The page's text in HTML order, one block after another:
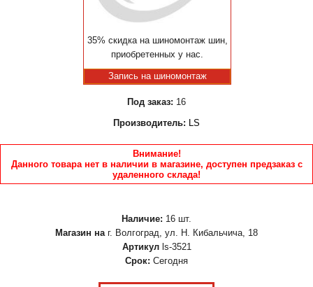
35% скидка на шиномонтаж шин,
приобретенных у нас.
Запись на шиномонтаж
Под заказ: 16
Производитель: LS
Внимание!
Данного товара нет в наличии в магазине, доступен предзаказ с
удаленного склада!
Наличие: 16 шт.
Магазин на г. Волгоград, ул. Н. Кибальчича, 18
Артикул ls-3521
Срок: Сегодня